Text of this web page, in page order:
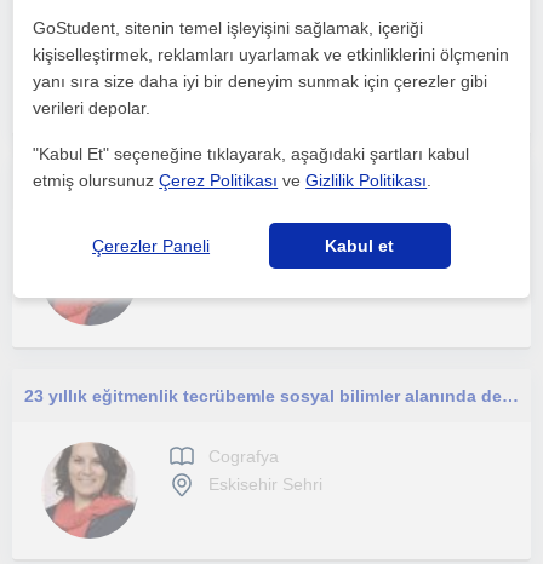
Cografya
Eskisehir Sehri, Odunpaz...
Cografya
Eskisehir Sehri
23 yıllık eğitmenlik tecrübemle sosyal bilimler alanında dersler veriyorum.
Cografya
Eskisehir Sehri
GoStudent, sitenin temel işleyişini sağlamak, içeriği
kişiselleştirmek, reklamları uyarlamak ve etkinliklerini ölçmenin
yanı sıra size daha iyi bir deneyim sunmak için çerezler gibi
verileri depolar.
"Kabul Et" seçeneğine tıklayarak, aşağıdaki şartları kabul
etmiş olursunuzÇerez Politikası veGizlilik Politikası
Çerezler Paneli Kabul et